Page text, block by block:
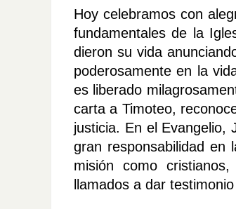
Hoy celebramos con
fundamentales de la
dieron su vida
poderosamente en la
es liberado
carta a Timoteo,
justicia. En el Evangelio,
gran responsabilidad
misión como
llamados a dar